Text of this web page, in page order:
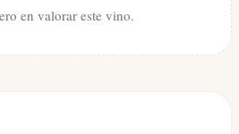
en valorar este vino.